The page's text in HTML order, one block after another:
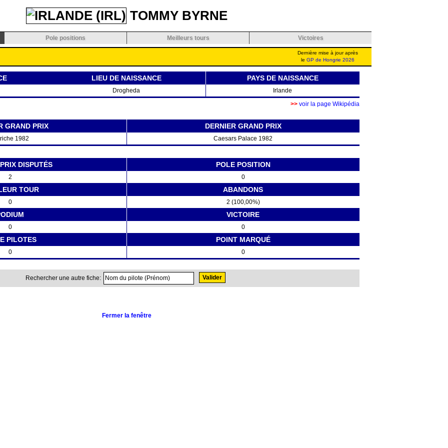
TOMMY BYRNE
Pole positions Meilleurs tours Victoires
Dernière mise à jour après
le GP de Hongrie 2026
LIEU DE NAISSANCE PAYS DE NAISSANCE
Drogheda
Irlande
>> voir la page Wikipédia
GRAND PRIX DERNIER GRAND PRIX
1982 Caesars Palace 1982
DISPUTÉS POLE POSITION
2 0
TOUR ABANDONS
0 2 (100,00%)
VICTOIRE
0 0
PILOTES POINT MARQUÉ
0 0
Rechercher une autre fiche:
Fermer la fenêtre